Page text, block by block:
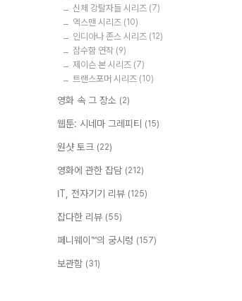
신체 강탈자들 시리즈 (7)
엑스맨 시리즈 (10)
인디아나 존스 시리즈 (12)
잠수함 연작 (9)
제이슨 본 시리즈 (7)
트랜스포머 시리즈 (10)
영화 속 그 장소 (2)
웹툰: 시네마 그레피티 (15)
원샷 토크 (22)
영화에 관한 잡담 (212)
IT, 전자기기 리뷰 (125)
잡다한 리뷰 (55)
페니웨이™의 궁시렁 (157)
보관함 (31)